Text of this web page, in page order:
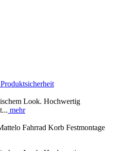
Produktsicherheit
Look. Hochwertig
mehr
Fahrrad Korb Festmontage